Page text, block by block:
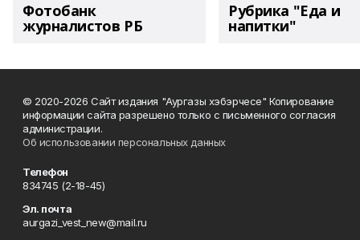
Фотобанк
журналистов РБ
Рубрика "Еда и
напитки"
© 2020-2026 Сайт издания "Аургазы хэбэрчесе" Копирование
информации сайта разрешено только с письменного согласия
администрации.
Об использовании персональных данных
Телефон
834745 (2-18-45)
Эл. почта
aurgazi_vest_new@mail.ru